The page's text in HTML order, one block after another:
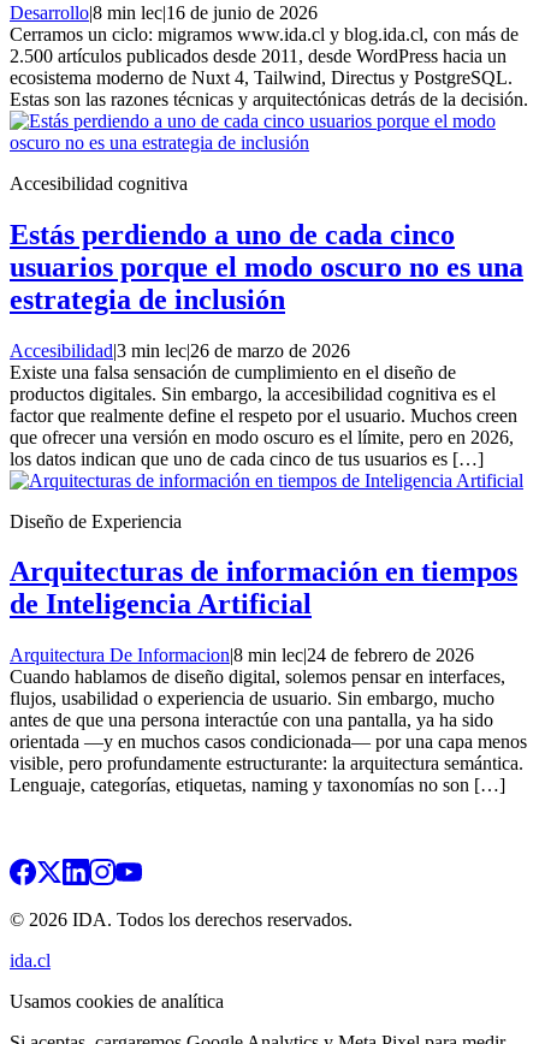
Desarrollo|8 min lec|16 de junio de 2026
Cerramos un ciclo: migramos www.ida.cl y blog.ida.cl, con más de
2.500 artículos publicados desde 2011, desde WordPress hacia un
ecosistema moderno de Nuxt 4, Tailwind, Directus y PostgreSQL.
Estas son las razones técnicas y arquitectónicas detrás de la decisión.
Accesibilidad cognitiva
Estás perdiendo a uno de cada cinco
usuarios porque el modo oscuro no es una
estrategia de inclusión
Accesibilidad|3 min lec|26 de marzo de 2026
Existe una falsa sensación de cumplimiento en el diseño de
productos digitales. Sin embargo, la accesibilidad cognitiva es el
factor que realmente define el respeto por el usuario. Muchos creen
que ofrecer una versión en modo oscuro es el límite, pero en 2026,
los datos indican que uno de cada cinco de tus usuarios es […]
Diseño de Experiencia
Arquitecturas de información en tiempos
de Inteligencia Artificial
Arquitectura De Informacion|8 min lec|24 de febrero de 2026
Cuando hablamos de diseño digital, solemos pensar en interfaces,
flujos, usabilidad o experiencia de usuario. Sin embargo, mucho
antes de que una persona interactúe con una pantalla, ya ha sido
orientada —y en muchos casos condicionada— por una capa menos
visible, pero profundamente estructurante: la arquitectura semántica.
Lenguaje, categorías, etiquetas, naming y taxonomías no son […]
© 2026 IDA. Todos los derechos reservados.
ida.cl
Usamos cookies de analítica